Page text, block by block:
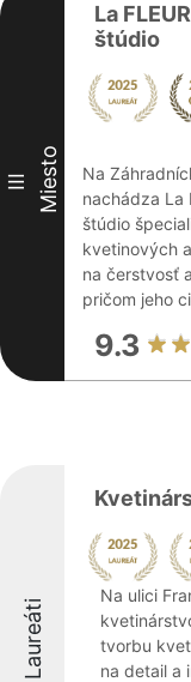
III Miesto
La
štúdio
Na
nachádza La
štúdio
kvetinových
na čerstvosť
pričom jeho
9.3
Laureáti
Na ulici
tvorbu
na detail a